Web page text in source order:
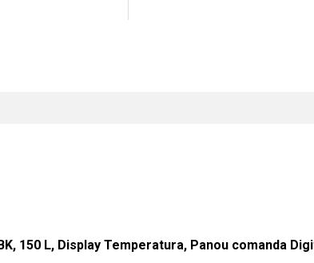
150 L, Display Temperatura, Panou comanda